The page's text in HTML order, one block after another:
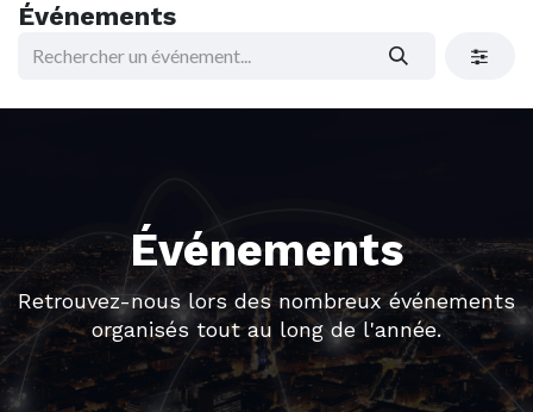
Événements
Événements
Retrouvez-nous lors des nombreux événements
organisés tout au long de l'année.